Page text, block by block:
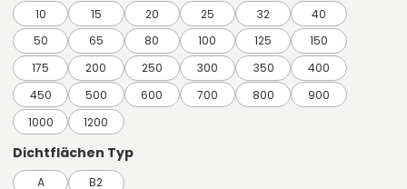
10 15 20 25 32
40
50
65 80 100 125
150
175
200 250 300 350
400
450
500 600 700 800
900
1000
1200
Dichtflächen Typ
A B2